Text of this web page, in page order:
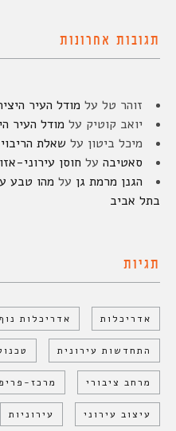
תגובות אחרונות
זוהר טל על מודל העיר
יואב קוטיק על מודל העיר
מיכל ביטון על שאלת
סאטיבה על חוסן עירוני-
הגנן מרמת גן על מהו טבע
בתל אביב
תגיות
אדריכלות אדריכלות נוף
התחדשות עירונית
מרחב ציבורי מרכז-
עיצוב עירוני עירוניות